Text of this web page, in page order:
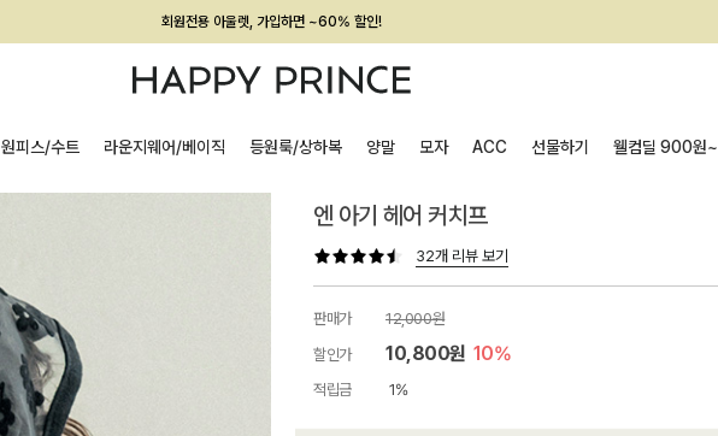
회원전용 아울렛, 가입하면 ~60% 할인!
멤버십 최대 28,000원 혜택
원피스/수트 라운지웨어/베이직 등원룩/상하복 양말 모자 ACC 선물하기 웰컴딜 900원~
엔 아기 헤어 커치프
32개 리뷰 보기
판매가
12,000원
할인가
10,800원 10%
적립금 1%